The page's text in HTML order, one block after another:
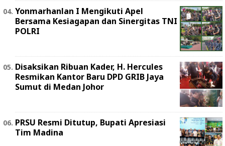
Yonmarhanlan I Mengikuti Apel
Bersama Kesiagapan dan Sinergitas TNI
POLRI
Disaksikan Ribuan Kader, H. Hercules
Resmikan Kantor Baru DPD GRIB Jaya
Sumut di Medan Johor
PRSU Resmi Ditutup, Bupati Apresiasi
Tim Madina